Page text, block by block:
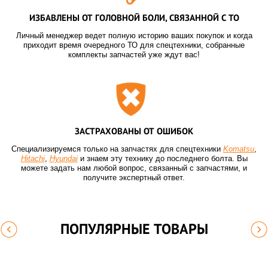
ИЗБАВЛЕНЫ ОТ ГОЛОВНОЙ БОЛИ, СВЯЗАННОЙ С ТО
Личный менеджер ведет полную историю ваших покупок и когда
приходит время очередного ТО для спецтехники, собранные
комплекты запчастей уже ждут вас!
ЗАСТРАХОВАНЫ ОТ ОШИБОК
Специализируемся только на запчастях для спецтехники Komatsu,
Hitachi, Hyundaiи знаем эту технику до последнего болта. Вы
можете задать нам любой вопрос, связанный с запчастями, и
получите экспертный ответ.
ПОПУЛЯРНЫЕ ТОВАРЫ